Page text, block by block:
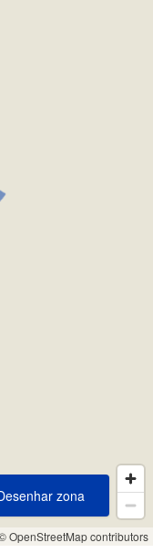
OpenStreetMap contributors
Desenhar zona
zona